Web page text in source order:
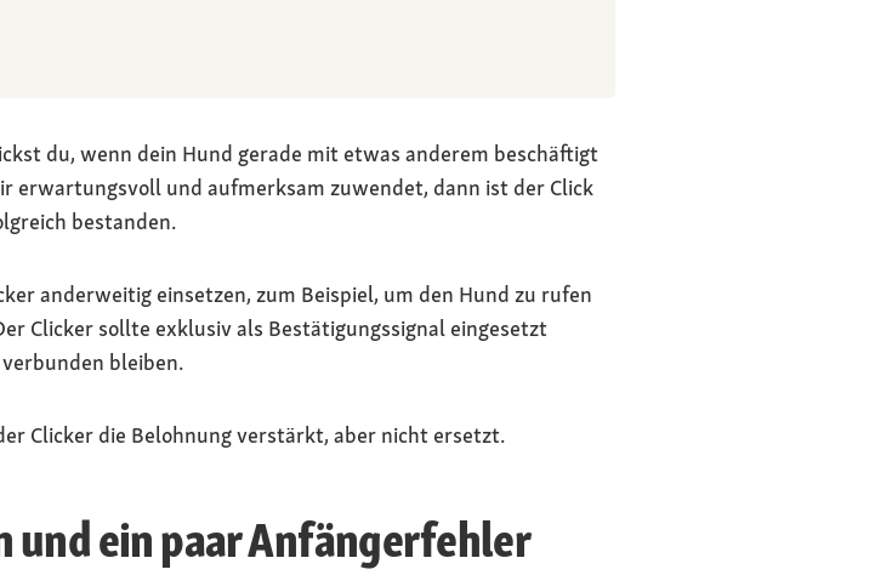
du, wenn dein Hund gerade mit etwas anderem beschäftigt
erwartungsvoll und aufmerksam zuwendet, dann ist der Click
bestanden.
anderweitig einsetzen, zum Beispiel, um den Hund zu rufen
Clicker sollte exklusiv als Bestätigungssignal eingesetzt
bleiben.
Clicker die Belohnung verstärkt, aber nicht ersetzt.
ein paar Anfängerfehler